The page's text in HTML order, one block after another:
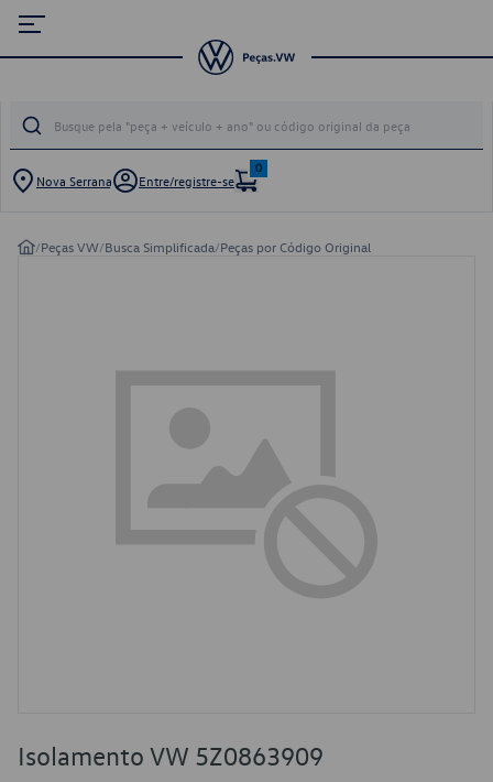
Nova Serrana Entre/registre-se
0
/Peças VW/Busca Simplificada/Peças por Código Original
Isolamento VW 5Z0863909